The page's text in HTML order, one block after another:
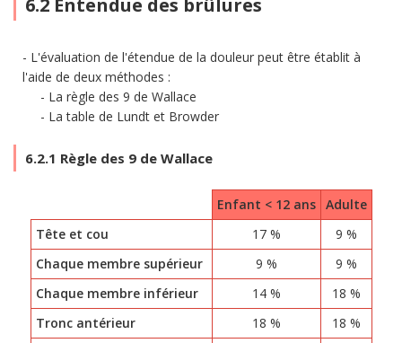
6.2 Entendue des brûlures
L'évaluation de l'étendue de la douleur peut être établit à
l'aide de deux méthodes :
La règle des 9 de Wallace
La table de Lundt et Browder
6.2.1 Règle des 9 de Wallace
Enfant < 12 ans
Adulte
Tête et cou
17 %
9 %
Chaque membre supérieur
9 %
9 %
Chaque membre inférieur
14 %
18 %
Tronc antérieur
18 %
18 %